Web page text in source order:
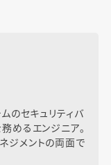
のセキュリティバ
めるエンジニア。
ジメントの両面で